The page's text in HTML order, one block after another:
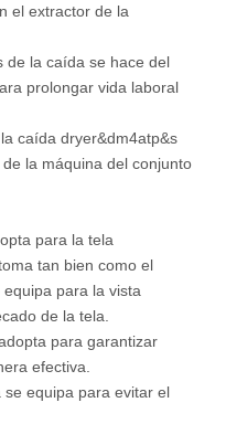
el extractor de la
de la caída se hace del
prolongar vida laboral
caída dryer&dm4atp&s
la máquina del conjunto
para la tela
tan bien como el
para la vista
de la tela.
para garantizar
efectiva.
equipa para evitar el